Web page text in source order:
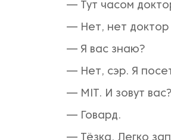
— Тут часом
— Нет, нет доктор
— Я вас знаю?
— Нет, сэр. Я
— MIT. И зовут вас?
— Говард.
— Тёзка. Легко